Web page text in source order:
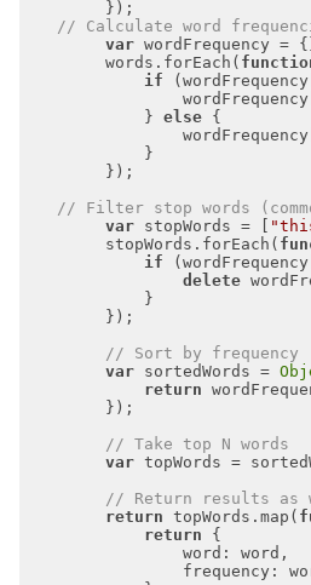
// Calculate word
var
words.forEach(
if
} else
// Filter stop words
var stopWords = [
stopWords.forEach(
if
delete
// Sort by frequency
var sortedWords =
return
// Take top N words
var topWords =
// Return results as
return topWords.map(
return
word
frequency